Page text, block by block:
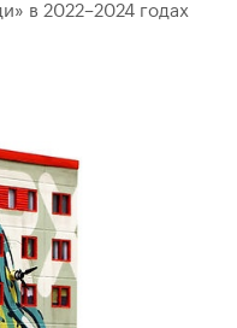
в 2022–2024 годах